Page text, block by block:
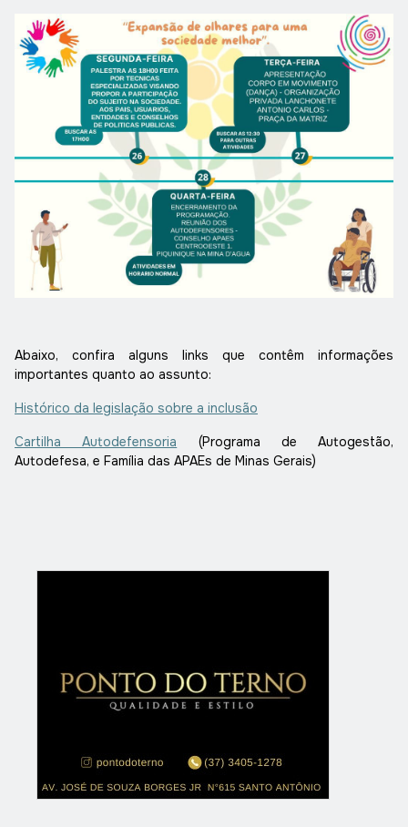
Abaixo, confira alguns links que contêm informações
importantes quanto ao assunto:
Histórico da legislação sobre a inclusão
Cartilha Autodefensoria (Programa de Autogestão,
Autodefesa, e Família das APAEs de Minas Gerais)